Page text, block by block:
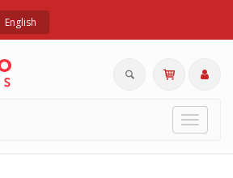
English
Toggle